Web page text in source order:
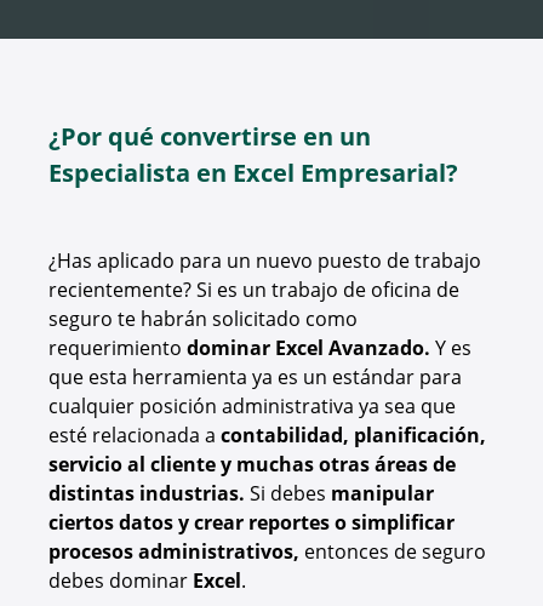
¿Por qué convertirse en un
Especialista en Excel Empresarial?
¿Has aplicado para un nuevo puesto de trabajo
recientemente? Si es un trabajo de oficina de
seguro te habrán solicitado como
requerimiento dominar Excel Avanzado. Y es
que esta herramienta ya es un estándar para
cualquier posición administrativa ya sea que
esté relacionada a contabilidad, planificación,
servicio al cliente y muchas otras áreas de
distintas industrias. Si debes manipular
ciertos datos y crear reportes o simplificar
procesos administrativos, entonces de seguro
debes dominar Excel.